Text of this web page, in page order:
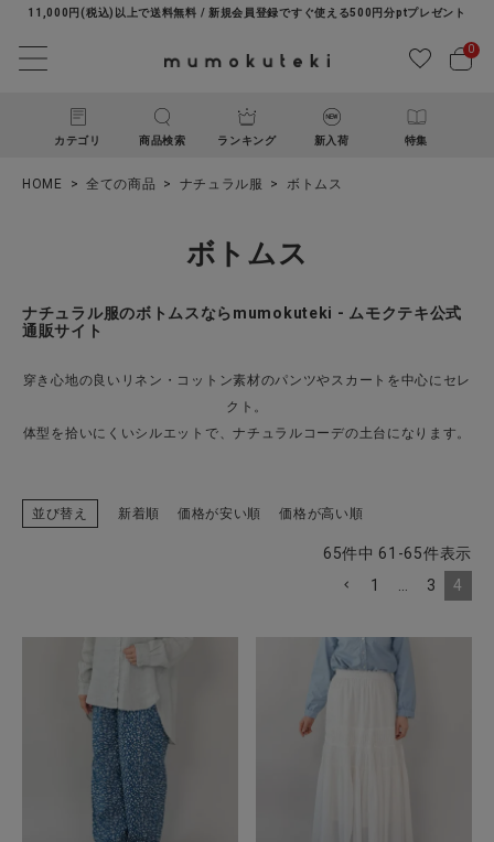
11,000円(税込)以上で送料無料 / 新規会員登録ですぐ使える500円分ptプレゼント
0
カテゴリ 商品検索 ランキング 新入荷 特集
ようこそ ゲスト 様
ナチュラル服
ファッション雑貨
生活雑貨
HOME 全ての商品 ナチュラル服 ボトムス
ボトムス
ナチュラル服のボトムスならmumokuteki - ムモクテキ公式
通販サイト
穿き心地の良いリネン・コットン素材のパンツやスカートを中心にセレ
クト。
体型を拾いにくいシルエットで、ナチュラルコーデの土台になります。
並び替え 新着順 価格が安い順 価格が高い順
65件中 61 -65件表示
1
3 4